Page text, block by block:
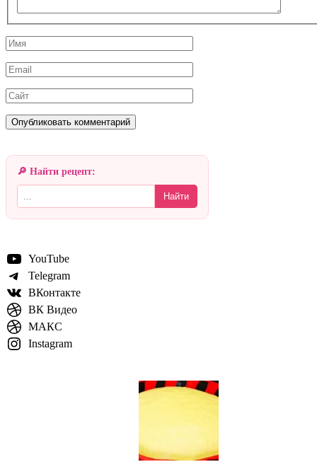
Имя
Email
Сайт
🔎 Найти рецепт:
Найти
YouTube
Telegram
ВКонтакте
ВК Видео
МАКС
Instagram